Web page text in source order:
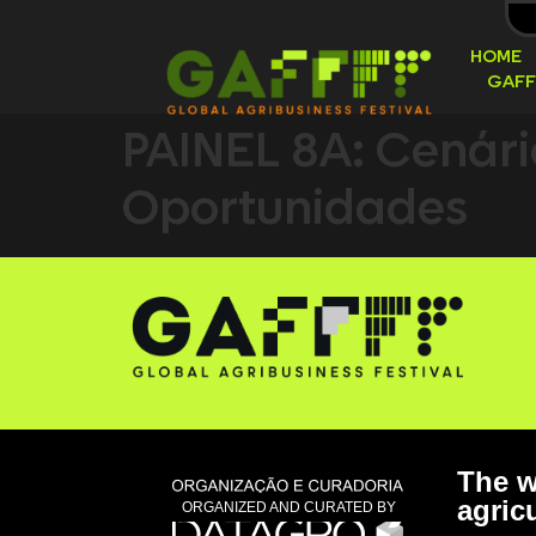
HOME
PAINEL 8A:
Oportunidades
ORGANIZED AND CURATED BY
The